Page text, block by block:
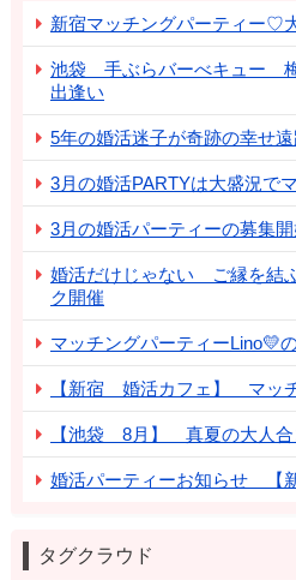
新宿マッチングパーティー♡
池袋 手ぶらバーべキュー
出逢い
5年の婚活迷子が奇跡の幸せ
3月の婚活PARTYは大盛況で
3月の婚活パーティーの募集
婚活だけじゃない ご縁を結
ク開催
マッチングパーティーLino💛
【新宿 婚活カフェ】 マッ
【池袋 8月】 真夏の大人合
婚活パーティーお知らせ 【
タグクラウド